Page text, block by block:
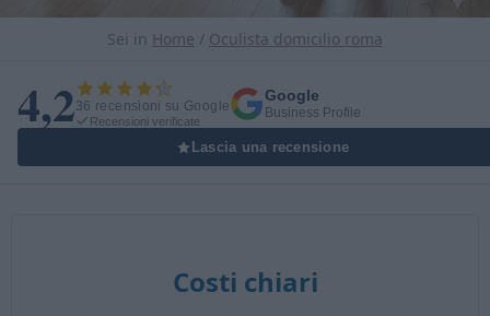
Sei in Home / Oculista domicilio roma
4,236 recensioni su Google
Recensioni verificate
Google
Business Profile
Lascia una recensione
Costi chiari